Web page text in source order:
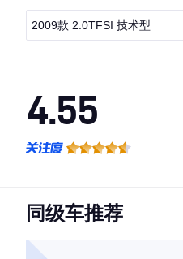
2009款 2.0TFSI 技术型
4.55
·空间表现一般，低于63%同级车
同级车推荐